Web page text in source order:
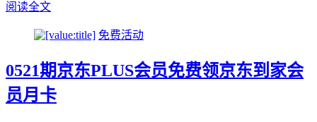
阅读全文
免费活动
0521期京‪东PLUS会员免费领京‪东到‪家会‪
员月‪卡